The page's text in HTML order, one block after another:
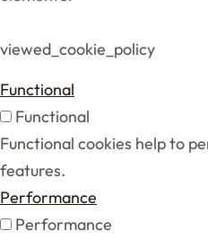
viewed_cookie_policy
Functional
Functional
Functional cookies help to
features.
Performance
Performance